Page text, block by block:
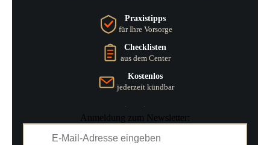
Praxistipps
für Ihre Vorsorge
Checklisten
aus dem Center
Kostenlos
jederzeit kündbar
Anmeldung zum Newsletter: